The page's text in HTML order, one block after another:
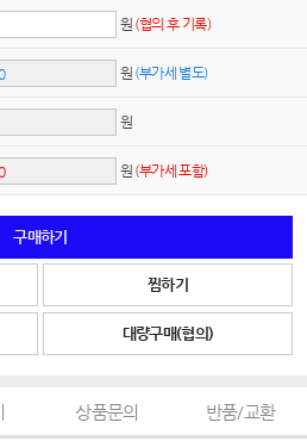
원 (협의 후 기록)
원 (부가세 별도)
원
원 (부가세 포함)
구매하기
찜하기
대량구매(협의)
상품문의 반품/교환